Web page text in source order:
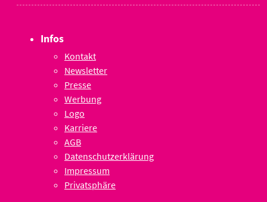
Infos
Kontakt
Newsletter
Presse
Werbung
Logo
Karriere
AGB
Datenschutzerklärung
Impressum
Privatsphäre